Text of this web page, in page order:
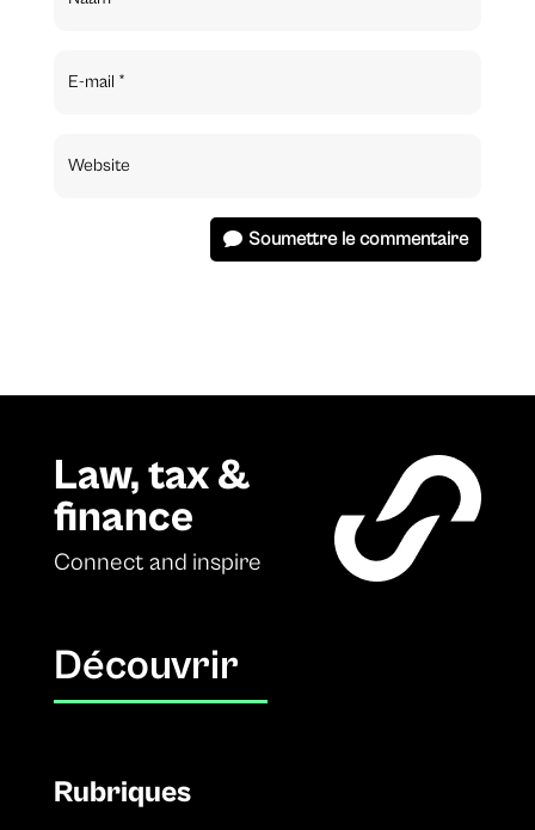
Soumettre le commentaire
Law, tax &
finance
Connect and inspire
Découvrir
Rubriques